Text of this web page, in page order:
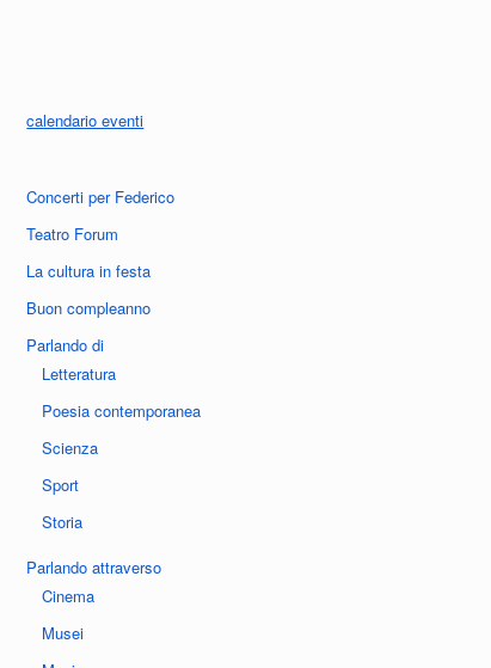
calendario eventi
Concerti per Federico
Teatro Forum
La cultura in festa
Buon compleanno
Parlando di
Letteratura
Poesia contemporanea
Scienza
Sport
Storia
Parlando attraverso
Cinema
Musei